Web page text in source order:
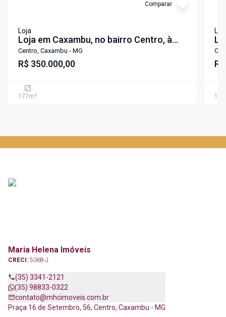
Comparar
Loja
Loja em Caxambu, no bairro Centro, à
venda.
Centro, Caxambu - MG
R$ 350.000,00
177m² 183
Maria Helena Imóveis
CRECI: 5068-J
(35) 3341-2121
(35) 98833-0322
contato@mhcimoveis.com.br
Praça 16 de Setembro, 56, Centro, Caxambu - MG